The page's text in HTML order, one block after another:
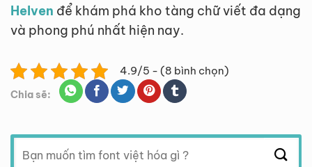
Helven để khám phá kho tàng chữ viết đa dạng
và phong phú nhất hiện nay.
4.9/5 - (8 bình chọn)
Chia sẽ:
Tìm
kiếm: